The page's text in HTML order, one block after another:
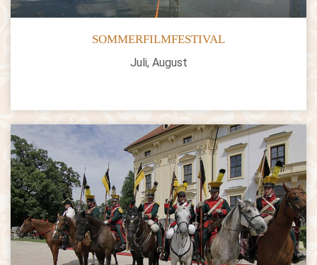
SOMMERFILMFESTIVAL
Juli, August